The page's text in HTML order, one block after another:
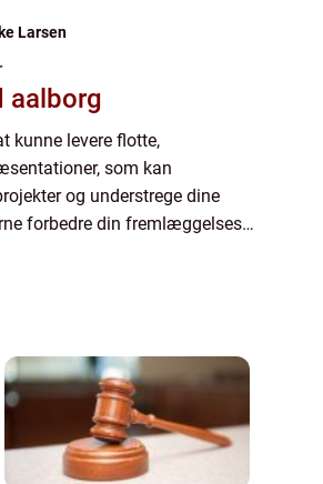
Larsen
aalborg
kunne levere flotte,
som kan
og understrege dine
forbedre din fremlæggelses